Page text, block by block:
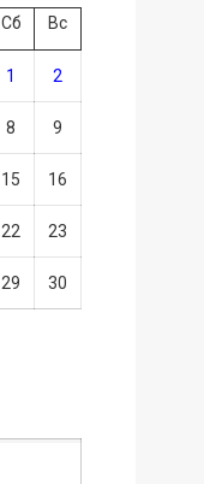
Сб Вс
1 2
8 9
15 16
22 23
29 30